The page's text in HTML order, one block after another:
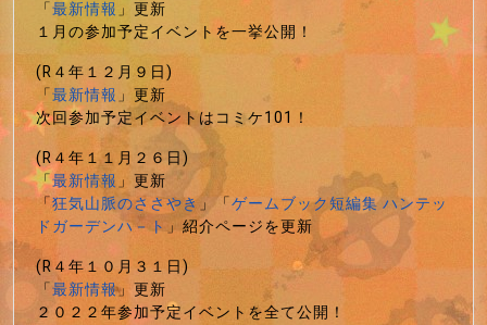
「最新情報」更新
１月の参加予定イベントを一挙公開！
(R４年１２月９日)
「最新情報」更新
次回参加予定イベントはコミケ101！
(R４年１１月２６日)
「最新情報」更新
「狂気山脈のささやき」「ゲームブック短編集 ハンテッ
ドガーデンハ－ト」紹介ページを更新
(R４年１０月３１日)
「最新情報」更新
２０２２年参加予定イベントを全て公開！